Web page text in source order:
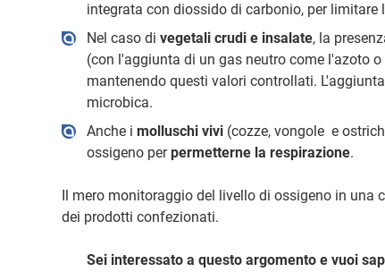
integrata con diossido di carbonio, per
Nel caso divegetali crudi e insalate, la
(con l'aggiunta di un gas neutro come l'azoto
mantenendo questi valori controllati.
microbica.
Anche imolluschi vivi (cozze, vongole e
ossigeno perpermetterne la respirazione.
Il mero monitoraggio del livello di ossigeno in
dei prodotti confezionati.
Sei interessato a questo argomento e vuoi